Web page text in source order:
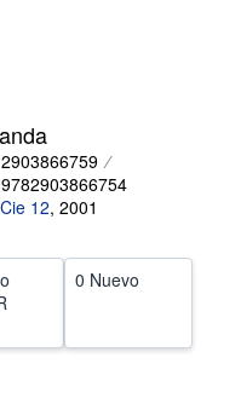
Cie 12, 2001
0 Nuevo